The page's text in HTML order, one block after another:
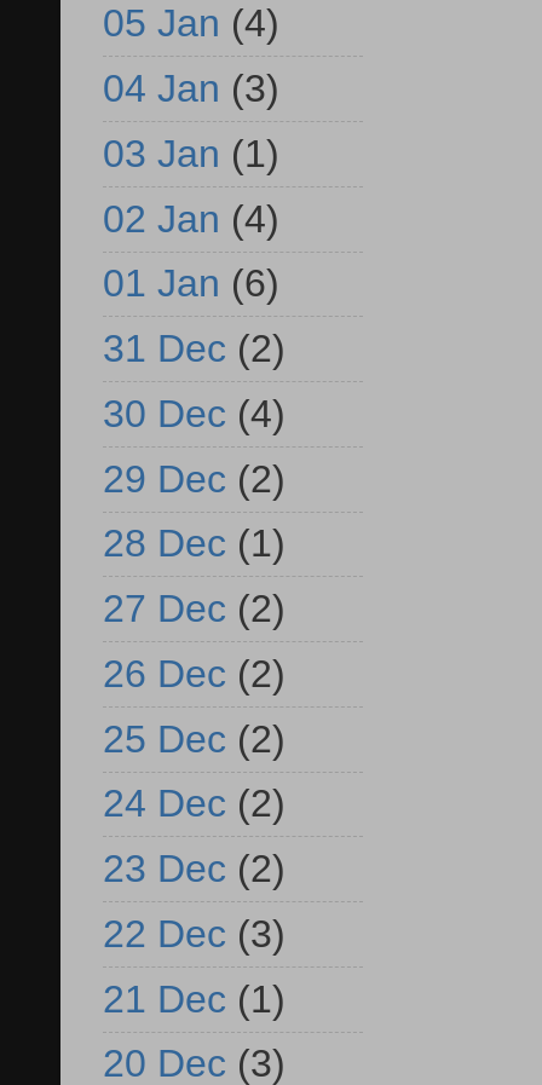
05 Jan (4)
04 Jan (3)
03 Jan (1)
02 Jan (4)
01 Jan (6)
31 Dec (2)
30 Dec (4)
29 Dec (2)
28 Dec (1)
27 Dec (2)
26 Dec (2)
25 Dec (2)
24 Dec (2)
23 Dec (2)
22 Dec (3)
21 Dec (1)
20 Dec (3)